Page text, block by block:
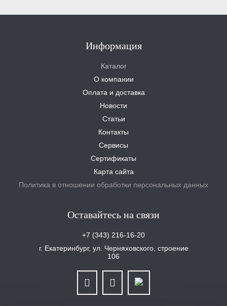
Информация
Каталог
О компании
Оплата и доставка
Новости
Статьи
Контакты
Сервисы
Сертификаты
Карта сайта
Политика в отношении обработки персональных данных
Оставайтесь на связи
+7 (343) 216-16-20
г. Екатеринбург, ул. Черняховского, строение
106